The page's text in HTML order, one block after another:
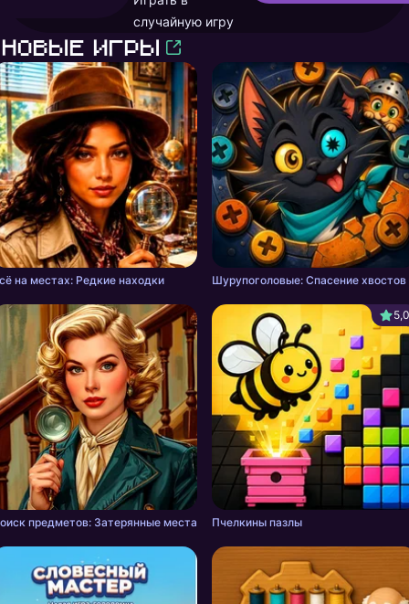
случайную игру
Новые игры
на местах: Редкие находки Шурупоголовые: Спасение хвостов
предметов: Затерянные места
5,0
Пчелкины пазлы